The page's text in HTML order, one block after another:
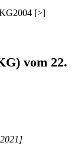
[>]
vom 22.